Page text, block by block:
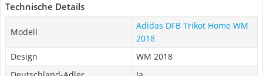
Technische Details
Modell
Adidas DFB Trikot Home WM
2018
Design
WM 2018